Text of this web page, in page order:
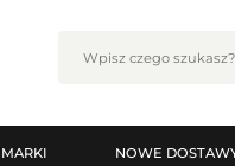
MARKI NOWE